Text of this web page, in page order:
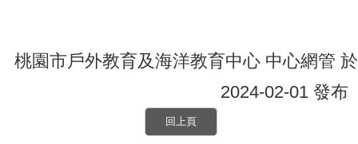
桃園市戶外教育及海洋教育中心 中心網管 於
2024-02-01 發布